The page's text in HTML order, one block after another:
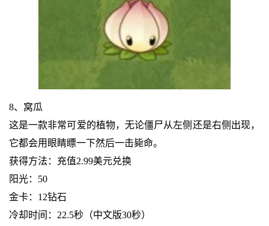
8、窝瓜
这是一款非常可爱的植物，无论僵尸从左侧还是右侧出现，
它都会用眼睛瞟一下然后一击毙命。
获得方法：充值2.99美元兑换
阳光：50
金卡：12钻石
冷却时间：22.5秒（中文版30秒）